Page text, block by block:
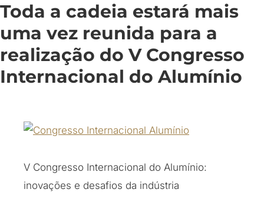
Toda a cadeia estará mais
uma vez reunida para a
realização do V Congresso
Internacional do Alumínio
V Congresso Internacional do Alumínio:
inovações e desafios da indústria